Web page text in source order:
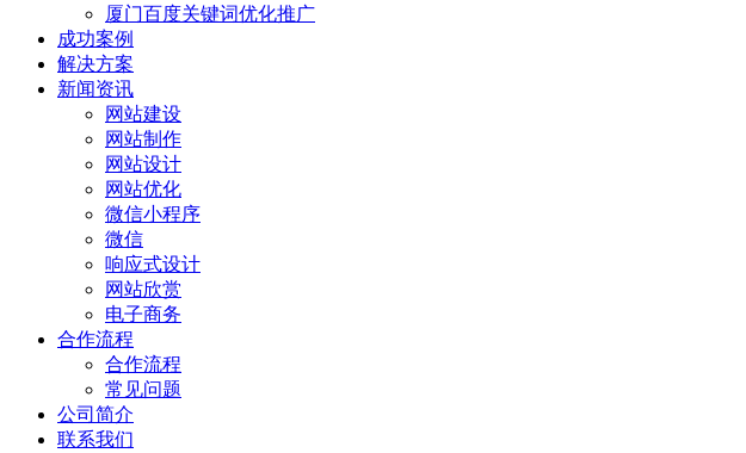
厦门百度关键词优化推广
成功案例
解决方案
新闻资讯
网站建设
网站制作
网站设计
网站优化
微信小程序
微信
响应式设计
网站欣赏
电子商务
合作流程
合作流程
常见问题
公司简介
联系我们